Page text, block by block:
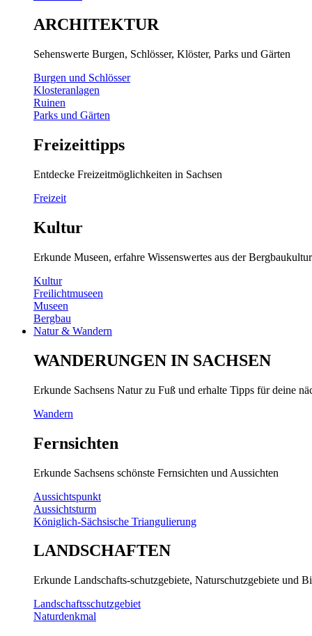
ARCHITEKTUR
Sehenswerte Burgen, Schlösser, Klöster, Parks und Gärten
Burgen und Schlösser
Klosteranlagen
Ruinen
Parks und Gärten
Freizeittipps
Entdecke Freizeitmöglichkeiten in Sachsen
Freizeit
Kultur
Erkunde Museen, erfahre Wissenswertes aus der
Kultur
Freilichtmuseen
Museen
Bergbau
Natur & Wandern
WANDERUNGEN IN SACHSEN
Erkunde Sachsens Natur zu Fuß und erhalte Tipps für deine
Wandern
Fernsichten
Erkunde Sachsens schönste Fernsichten und Aussichten
Aussichtspunkt
Aussichtsturm
Königlich-Sächsische Triangulierung
LANDSCHAFTEN
Erkunde Landschafts-schutzgebiete, Naturschutzgebiete und
Landschaftsschutzgebiet
Naturdenkmal